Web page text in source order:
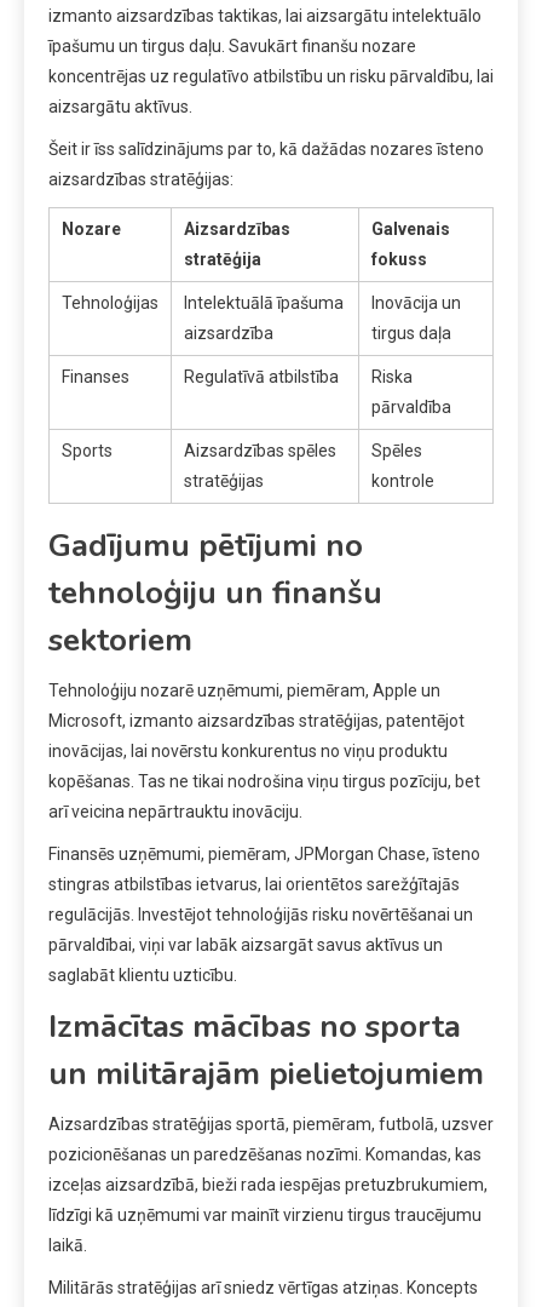
izmanto aizsardzības taktikas, lai aizsargātu intelektuālo
īpašumu un tirgus daļu. Savukārt finanšu nozare
koncentrējas uz regulatīvo atbilstību un risku pārvaldību, lai
aizsargātu aktīvus.
Šeit ir īss salīdzinājums par to, kā dažādas nozares īsteno
aizsardzības stratēģijas:
Nozare
Aizsardzības
stratēģija
Galvenais
fokuss
Tehnoloģijas
Intelektuālā īpašuma
aizsardzība
Inovācija un
tirgus daļa
Finanses Regulatīvā atbilstība
Riska
pārvaldība
Sports
Aizsardzības spēles
stratēģijas
Spēles
kontrole
Gadījumu pētījumi no
tehnoloģiju un finanšu
sektoriem
Tehnoloģiju nozarē uzņēmumi, piemēram, Apple un
Microsoft, izmanto aizsardzības stratēģijas, patentējot
inovācijas, lai novērstu konkurentus no viņu produktu
kopēšanas. Tas ne tikai nodrošina viņu tirgus pozīciju, bet
arī veicina nepārtrauktu inovāciju.
Finansēs uzņēmumi, piemēram, JPMorgan Chase, īsteno
stingras atbilstības ietvarus, lai orientētos sarežģītajās
regulācijās. Investējot tehnoloģijās risku novērtēšanai un
pārvaldībai, viņi var labāk aizsargāt savus aktīvus un
saglabāt klientu uzticību.
Izmācītas mācības no sporta
un militārajām pielietojumiem
Aizsardzības stratēģijas sportā, piemēram, futbolā, uzsver
pozicionēšanas un paredzēšanas nozīmi. Komandas, kas
izceļas aizsardzībā, bieži rada iespējas pretuzbrukumiem,
līdzīgi kā uzņēmumi var mainīt virzienu tirgus traucējumu
laikā.
Militārās stratēģijas arī sniedz vērtīgas atziņas. Koncepts